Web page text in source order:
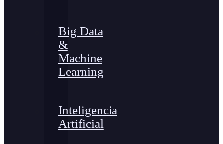
Big Data
&
Machine
Learning
Inteligencia
Artificial